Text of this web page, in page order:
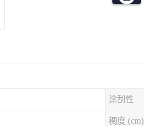
涂刮性
稠度 (cm)